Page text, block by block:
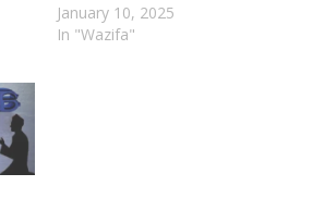
January 10, 2025
In "Wazifa"